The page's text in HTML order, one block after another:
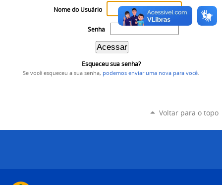
Nome do Usuário
Senha
Esqueceu sua senha?
Se você esqueceu a sua senha, podemos enviar uma nova para você
Voltar para o topo